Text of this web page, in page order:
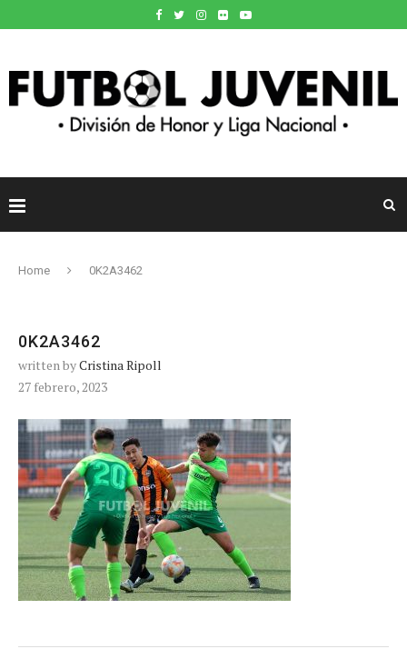
Home 0K2A3462
0K2A3462
written byCristina Ripoll
27 febrero, 2023